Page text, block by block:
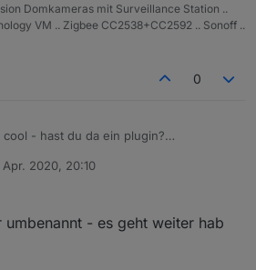
Domkameras mit Surveillance Station ..
VM .. Zigbee CC2538+CC2592 .. Sonoff ..
0
cool - hast du da ein plugin?
Apr. 2020, 20:10
von
- es geht weiter hab